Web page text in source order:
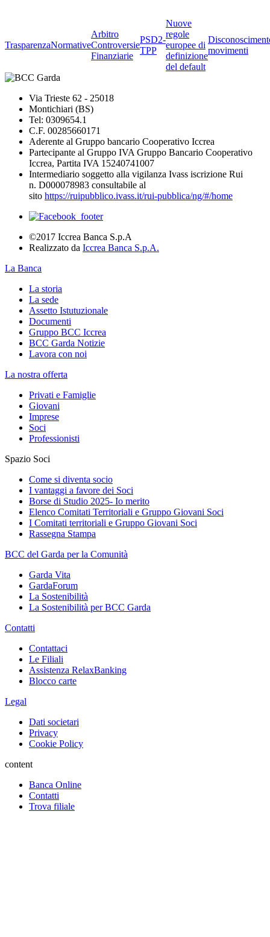
TrasparenzaNormative
Arbitro
Controversie
Finanziarie
PSD2-
TPP
Nuove
regole
europee di
definizione
del default
movimenti
Via Trieste 62 - 25018
Montichiari (BS)
Tel: 0309654.1
C.F. 00285660171
Aderente al Gruppo bancario Cooperativo Iccrea
Partecipante al Gruppo IVA Gruppo Bancario Cooperativo
Iccrea, Partita IVA 15240741007
Intermediario soggetto alla vigilanza Ivass iscrizione Rui
n. D000078983 consultabile al
sito https://ruipubblico.ivass.it/rui-pubblica/ng/#/home
©2017 Iccrea Banca S.p.A
Realizzato da Iccrea Banca S.p.A.
La Banca
La storia
La sede
Assetto Istutuzionale
Documenti
Gruppo BCC Iccrea
BCC Garda Notizie
Lavora con noi
La nostra offerta
Privati e Famiglie
Giovani
Imprese
Soci
Professionisti
Spazio Soci
Come si diventa socio
I vantaggi a favore dei Soci
Borse di Studio 2025- Io merito
Elenco Comitati Territoriali e Gruppo Giovani Soci
I Comitati territoriali e Gruppo Giovani Soci
Rassegna Stampa
BCC del Garda per la Comunità
Garda Vita
GardaForum
La Sostenibilità
La Sostenibilità per BCC Garda
Contatti
Contattaci
Le Filiali
Assistenza RelaxBanking
Blocco carte
Legal
Dati societari
Privacy
Cookie Policy
content
Banca Online
Contatti
Trova filiale